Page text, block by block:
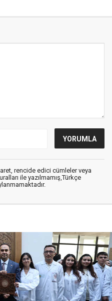
rencide edici cümleler veya
ile yazılmamış,Türkçe